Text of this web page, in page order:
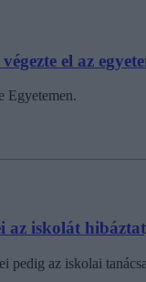
el az
Egyetemen.
az iskolát
az iskolai